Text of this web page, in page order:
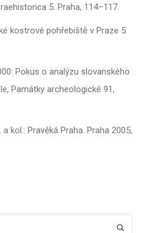
5. Praha, 114–117.
kostrové pohřebiště v Praze 5
Pokus o analýzu slovanského
Památky archeologické 91,
kol.: Pravěká Praha. Praha 2005,